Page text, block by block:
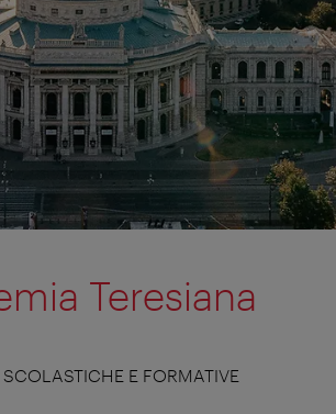
Teresiana
E FORMATIVE